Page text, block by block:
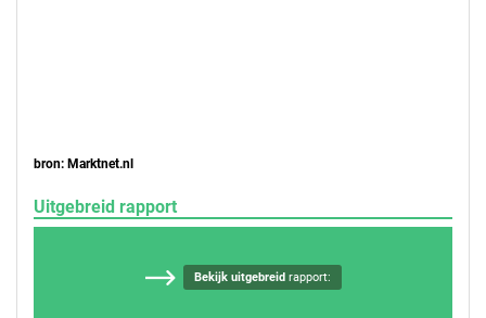
bron: Marktnet.nl
Uitgebreid rapport
Bekijk uitgebreidrapport: